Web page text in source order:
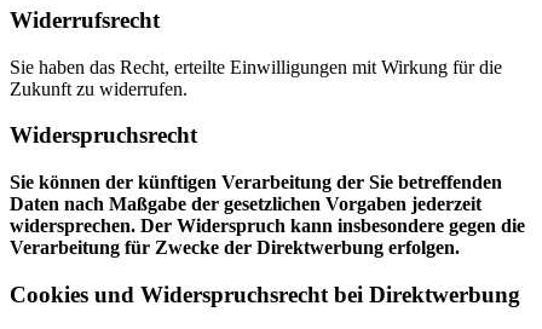
Widerrufsrecht
Sie haben das Recht, erteilte Einwilligungen mit Wirkung für die
Zukunft zu widerrufen.
Widerspruchsrecht
Sie können der künftigen Verarbeitung der Sie betreffenden
Daten nach Maßgabe der gesetzlichen Vorgaben jederzeit
widersprechen. Der Widerspruch kann insbesondere gegen die
Verarbeitung für Zwecke der Direktwerbung erfolgen.
Cookies und Widerspruchsrecht bei Direktwerbung